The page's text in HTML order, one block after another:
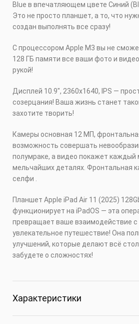
Blue в впечатляющем цвете Синий
Это не просто планшет, а то, что
создан выполнять все сразу!
С процессором Apple M3 вы не
128 ГБ памяти все ваши фото и
рукой!
Дисплей 10.9", 2360x1640, IPS —
созерцания! Ваша жизнь станет
захотите творить!
Камеры основная 12 МП,
возможность совершать
полумраке, а видео покажет каждый
мельчайших деталях. Фронтальная
селфи .
Планшет Apple iPad Air 11 (2025)
функционирует на iPadOS — эта
превращает ваше взаимодействие
увлекательное путешествие! Она
улучшений, которые делают всё
забудете о сложностях!
Характеристики